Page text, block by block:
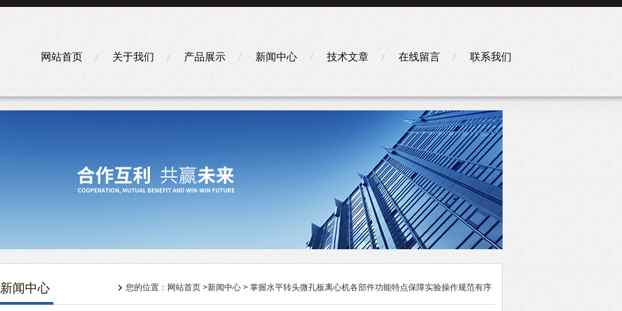
网站首页 关于我们 产品展示 新闻中心 技术文章 在线留言 联系我们
新闻中心 您的位置： 网站首页 >新闻中心 > 掌握水平转头微孔板离心机各部件功能特点保障实验操作规范有序